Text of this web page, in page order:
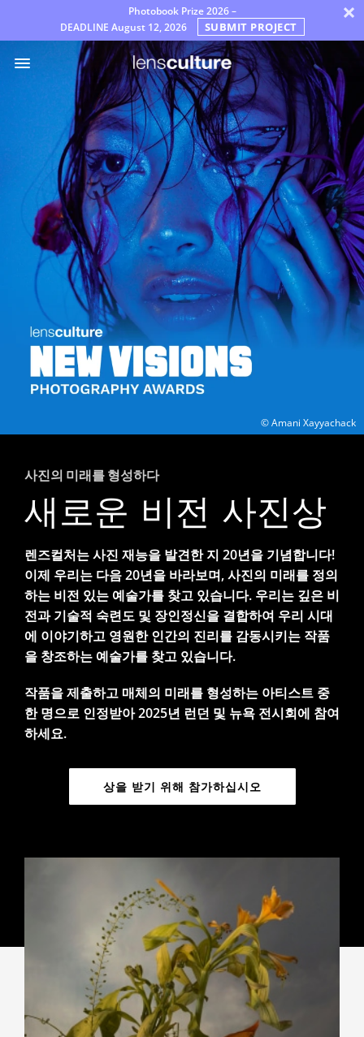
Photobook Prize 2026 –
DEADLINE August 12, 2026 SUBMIT PROJECT ×
워
© Amani Xayyachack
사진의 미래를 형성하다
새로운 비전 사진상
렌즈컬처는 사진 재능을 발견한 지 20년을 기념합니다!
이제 우리는 다음 20년을 바라보며, 사진의 미래를 정의
하는 비전 있는 예술가를 찾고 있습니다. 우리는 깊은 비
전과 기술적 숙련도 및 장인정신을 결합하여 우리 시대
에 이야기하고 영원한 인간의 진리를 감동시키는 작품
을 창조하는 예술가를 찾고 있습니다.
작품을 제출하고 매체의 미래를 형성하는 아티스트 중
한 명으로 인정받아 2025년 런던 및 뉴욕 전시회에 참여
하세요.
상을 받기 위해 참가하십시오